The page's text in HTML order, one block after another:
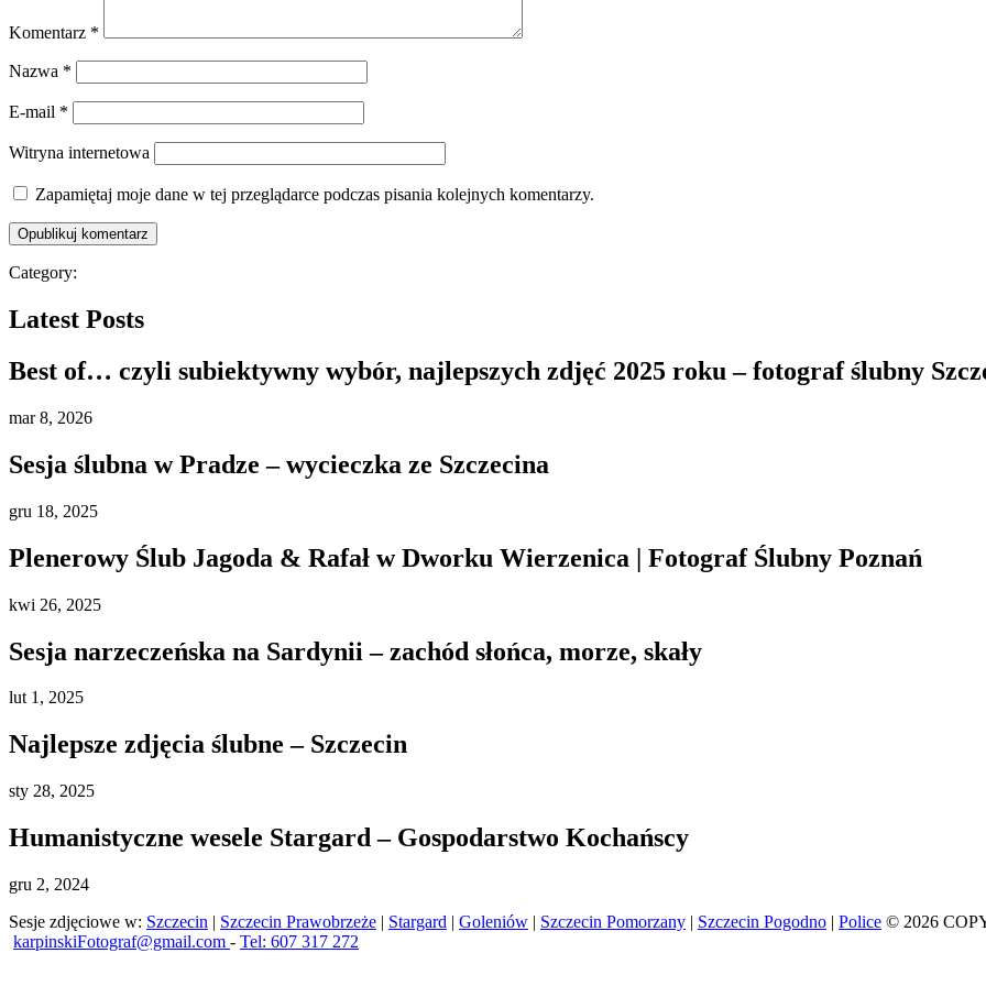
Komentarz *
Nazwa *
E-mail *
Witryna internetowa
Zapamiętaj moje dane w tej przeglądarce podczas pisania kolejnych komentarzy.
Category:
Latest Posts
Best of… czyli subiektywny wybór, najlepszych zdjęć 2025 roku – fotograf ślubny
mar8, 2026
Sesja ślubna w Pradze – wycieczka ze Szczecina
gru 18, 2025
Plenerowy Ślub Jagoda & Rafał w Dworku Wierzenica | Fotograf Ślubny Poznań
kwi 26, 2025
Sesja narzeczeńska na Sardynii – zachód słońca, morze, skały
lut1, 2025
Najlepsze zdjęcia ślubne – Szczecin
sty 28, 2025
Humanistyczne wesele Stargard – Gospodarstwo Kochańscy
gru 2, 2024
Sesje zdjęciowe w: Szczecin | Szczecin Prawobrzeże | Stargard | Goleniów | Szczecin Pomorzany | Szczecin Pogodno | Police © 2026
karpinskiFotograf@gmail.com - Tel: 607 317 272